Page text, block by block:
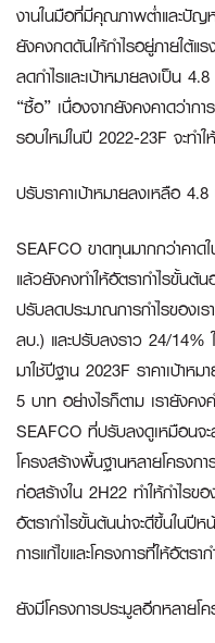
งานในมือที่มีคุณภาพต่ำและปัญ
ยังคงกดดันให้กำไรอยู่ภายใต้
ลดกำไรและเป้าหมายลงเป็น
“ซื้อ” เนื่องจากยังคงคาดว่ากา
รอบใหม่ในปี 2022-23F จะทำ
ปรับราคาเป้าหมายลงเหลือ
SEAFCO ขาดทุนมากกว่าคาด
แล้วยังคงทำให้อัตรากำไรขั้นต้
ปรับลดประมาณการกำไรของเ
ลบ.) และปรับลงราว 24/
มาใช้ปีฐาน 2023F ราคาเป้าห
5 บาท อย่างไรก็ตาม เรายังค
SEAFCO ที่ปรับลงดูเหมือนจะ
โครงสร้างพื้นฐานหลายโครงก
ก่อสร้างใน 2H22 ทำให้กำไร
อัตรากำไรขั้นต้นน่าจะดีขึ้นในปี
การแก้ไขและโครงการที่ให้อัตรา
ยังมีโครงการประมูลอีกหลายโ